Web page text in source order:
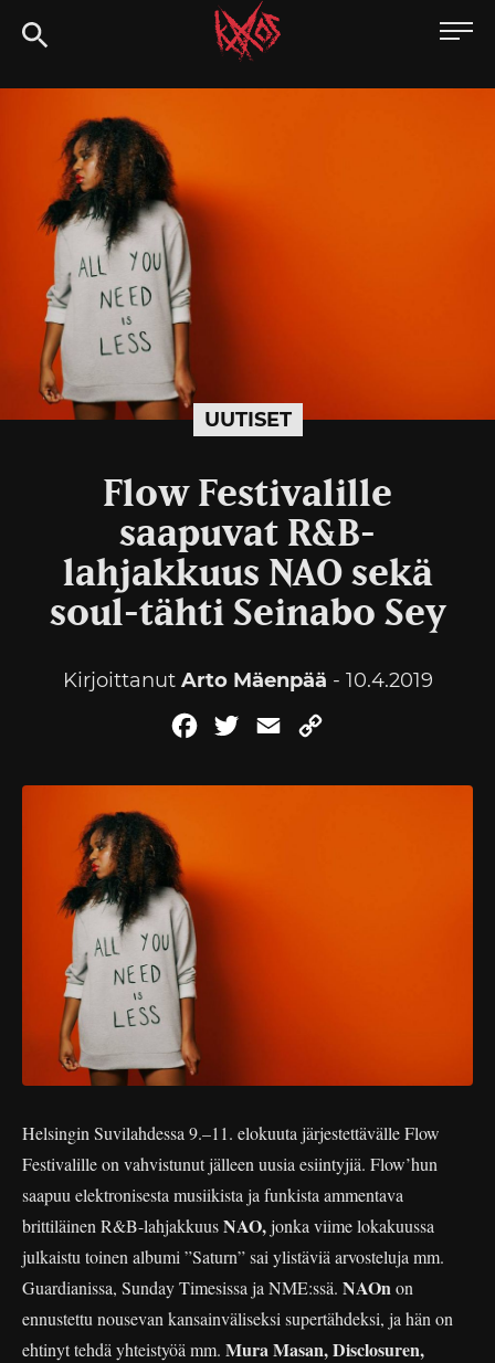
Siirry
suoraan
Kaaoszine
UUTISET
Flow Festivalille
saapuvat R&B-
lahjakkuus NAO sekä
soul-tähti Seinabo Sey
Kirjoittanut Arto Mäenpää - 10.4.2019
FacebookTwitterEmail
Helsingin Suvilahdessa 9.–11. elokuuta järjestettävälle Flow
Festivalille on vahvistunut jälleen uusia esiintyjiä. Flow’hun
saapuu elektronisesta musiikista ja funkista ammentava
brittiläinen R&B-lahjakkuusNAO,jonka viime lokakuussa
julkaistu toinen albumi ”Saturn” sai ylistäviä arvosteluja mm.
Guardianissa, Sunday Timesissa ja NME:ssä. NAOnon
ennustettu nousevan kansainväliseksi supertähdeksi, ja hän on
ehtinyt tehdä yhteistyöä mm. Mura Masan, Disclosuren,